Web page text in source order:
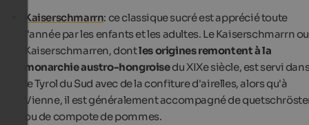
Kaiserschmarrn: ce classique sucré est apprécié toute
l'année par les enfants et les adultes. Le Kaiserschmarrn ou
Kaiserschmarren, dontles origines remontent à la
monarchie austro-hongroisedu XIXe siècle, est servi
le Tyrol du Sud avec de la confiture d'airelles, alors qu'à
Vienne, il est généralement accompagné de
ou de compote de pommes.